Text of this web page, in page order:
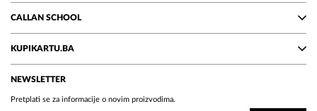
CALLAN SCHOOL
KUPIKARTU.BA
NEWSLETTER
Pretplati se za informacije o novim proizvodima.